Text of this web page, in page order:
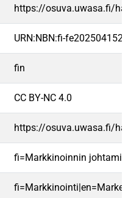
https://osuva.uwasa.fi/
URN:NBN:fi-
fin
CC BY-NC 4.0
https://osuva.uwasa.fi/
fi=Markkinoinnin